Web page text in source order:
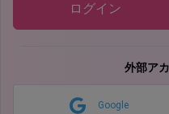
ログイン
外部ア
Google